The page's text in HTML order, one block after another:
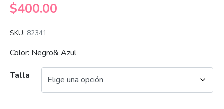
$400.00
SKU: 82341
Color: Negro& Azul
Talla